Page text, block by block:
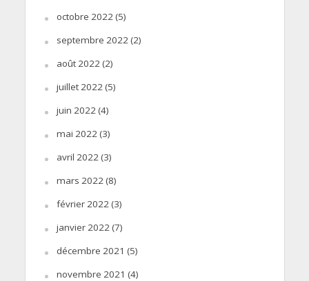
octobre 2022(5)
septembre 2022(2)
août 2022(2)
juillet 2022(5)
juin 2022(4)
mai 2022(3)
avril 2022(3)
mars 2022(8)
février 2022(3)
janvier 2022(7)
décembre 2021 (5)
novembre 2021 (4)